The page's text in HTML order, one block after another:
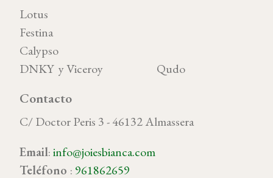
Lotus
Festina
Calypso
DNKY y Viceroy Qudo
Contacto
C/ Doctor Peris 3 - 46132 Almassera
Email:info@joiesbianca.com
Teléfono : 961862659